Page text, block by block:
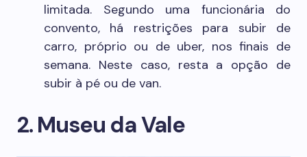
limitada. Segundo uma funcionária do
convento, há restrições para subir de
carro, próprio ou de uber, nos finais de
semana. Neste caso, resta a opção de
subir à pé ou de van.
2. Museu da Vale